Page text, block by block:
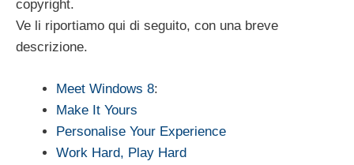
copyright.
Ve li riportiamo qui di seguito, con una breve
descrizione.
Meet Windows 8:
Make It Yours
Personalise Your Experience
Work Hard, Play Hard